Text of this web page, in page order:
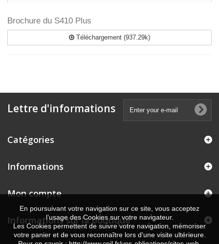
Brochure du S410 Plus
Téléchargement (937.29k)
Lettre d'informations
Catégories
Informations
Mon compte
Informations sur la boutique
En poursuivant votre navigation sur ce site, vous acceptez
l’usage des Cookies sur votre navigateur.
Les Cookies permettent de suivre votre navigation, mémoriser
votre panier et de vous reconnaître lors d'une visite ultérieure.